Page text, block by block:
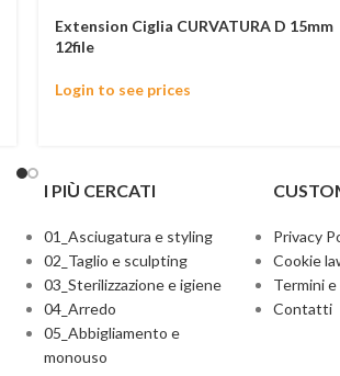
Extension Ciglia CURVATURA D 15mm
12file
Login to see prices
I PIÙ CERCATI
01_Asciugatura e styling
02_Taglio e sculpting
03_Sterilizzazione e igiene
04_Arredo
05_Abbigliamento e
monouso
Privacy
Cookie
Termini
Contatti